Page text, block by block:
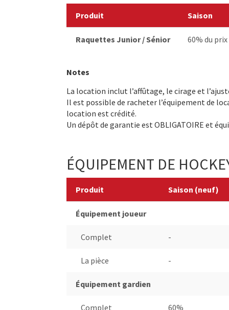
Produit Saison
Raquettes Junior / Sénior 60% du
Notes
La location inclut l’affûtage, le cirage et
Il est possible de racheter l’équipement de
location est crédité.
Un dépôt de garantie est OBLIGATOIRE et
ÉQUIPEMENT DE
Produit Saison (neuf)
Équipement joueur
Complet -
La pièce -
Équipement gardien
Complet 60%